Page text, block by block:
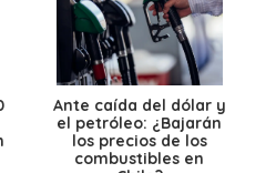
Ante caída del dólar y
el petróleo: ¿Bajarán
los precios de los
combustibles en